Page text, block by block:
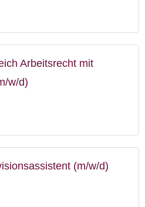
Arbeitsrecht mit
w/d)
(m/w/d)